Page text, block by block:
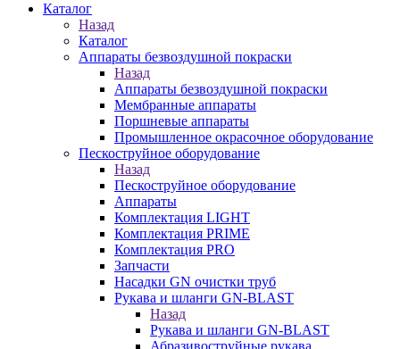
Каталог
Назад
Каталог
Аппараты безвоздушной покраски
Назад
Аппараты безвоздушной покраски
Мембранные аппараты
Поршневые аппараты
Промышленное окрасочное оборудование
Пескоструйное оборудование
Назад
Пескоструйное оборудование
Аппараты
Комплектация LIGHT
Комплектация PRIME
Комплектация PRO
Запчасти
Насадки GN очистки труб
Рукава и шланги GN-BLAST
Назад
Рукава и шланги GN-BLAST
Абразивоструйные рукава